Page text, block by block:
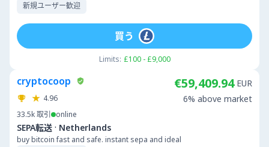
新規ユーザー歓迎
Limits: £100 - £9,000
買う
cryptocoop
4.96
33.5k取引 online
SEPA転送 · Netherlands
buy bitcoin fast and safe. instant sepa and ideal
€59,409.94 EUR
6% above market